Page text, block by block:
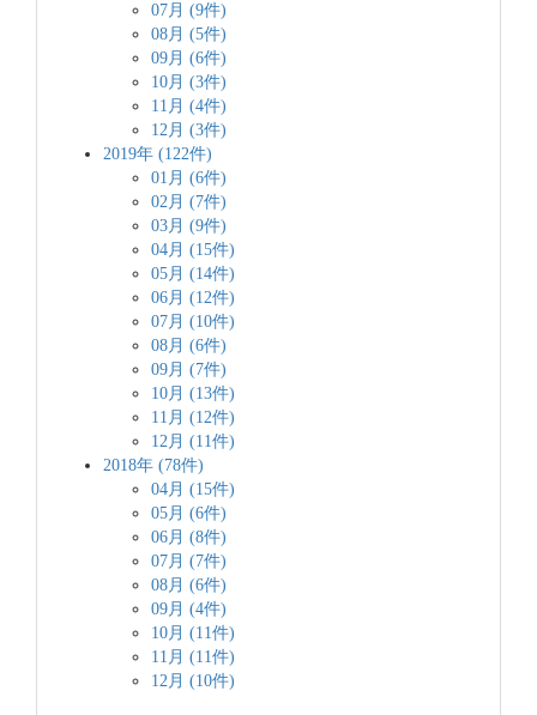
07月 (9件)
08月 (5件)
09月 (6件)
10月 (3件)
11月 (4件)
12月 (3件)
2019年 (122件)
01月 (6件)
02月 (7件)
03月 (9件)
04月 (15件)
05月 (14件)
06月 (12件)
07月 (10件)
08月 (6件)
09月 (7件)
10月 (13件)
11月 (12件)
12月 (11件)
2018年 (78件)
04月 (15件)
05月 (6件)
06月 (8件)
07月 (7件)
08月 (6件)
09月 (4件)
10月 (11件)
11月 (11件)
12月 (10件)